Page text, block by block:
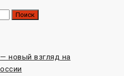
новый взгляд на